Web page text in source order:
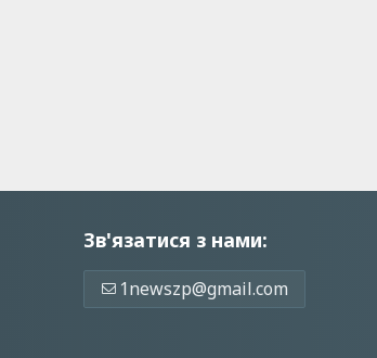
Зв'язатися з нами:
1newszp@gmail.com